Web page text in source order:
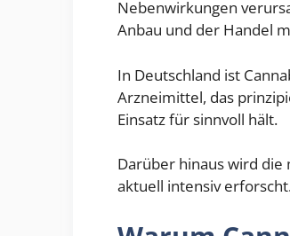
Nebenwirkungen
Anbau und der Handel
In Deutschland ist
Arzneimittel, das
Einsatz für sinnvoll hält.
Darüber hinaus wird die
aktuell intensiv